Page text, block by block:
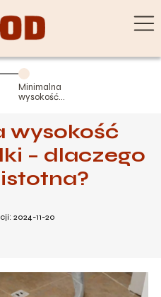
Minimalna
wysokość
tak istotna?
wysokość
– dlaczego
2024-11-20